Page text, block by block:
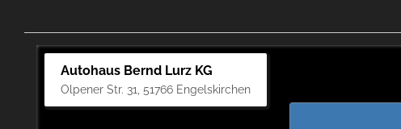
Autohaus Bernd Lurz KG
Olpener Str. 31, 51766 Engelskirchen